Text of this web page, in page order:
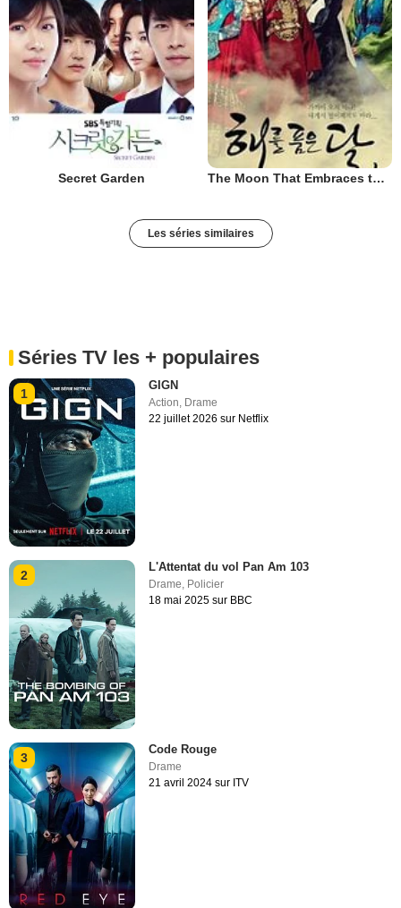
Secret Garden The Moon That Embraces the Sun
Les séries similaires
Séries TV les + populaires
1
GIGN
Action, Drame
22 juillet 2026 sur Netflix
2
L'Attentat du vol Pan Am 103
Drame, Policier
18 mai 2025 sur BBC
3
Code Rouge
Drame
21 avril 2024 sur ITV